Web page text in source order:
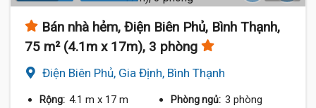
Bán nhà hẻm, Điện Biên Phủ, Bình Thạnh,
75 m² (4.1m x 17m), 3 phòng
Điện Biên Phủ, Gia Định, Bình Thạnh
Rộng: 4.1 m x 17 m Phòng ngủ: 3 phòng